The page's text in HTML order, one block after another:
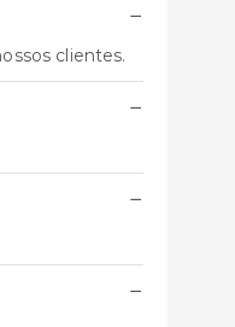
−
clientes.
−
−
−